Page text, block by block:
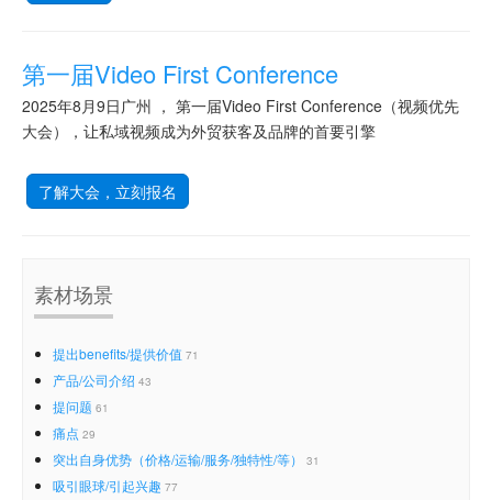
第一届Video First Conference
2025年8月9日广州 ， 第一届Video First Conference（视频优先
大会），让私域视频成为外贸获客及品牌的首要引擎
了解大会，立刻报名
素材场景
提出benefits/提供价值 71
产品/公司介绍 43
提问题 61
痛点 29
突出自身优势（价格/运输/服务/独特性/等） 31
吸引眼球/引起兴趣 77